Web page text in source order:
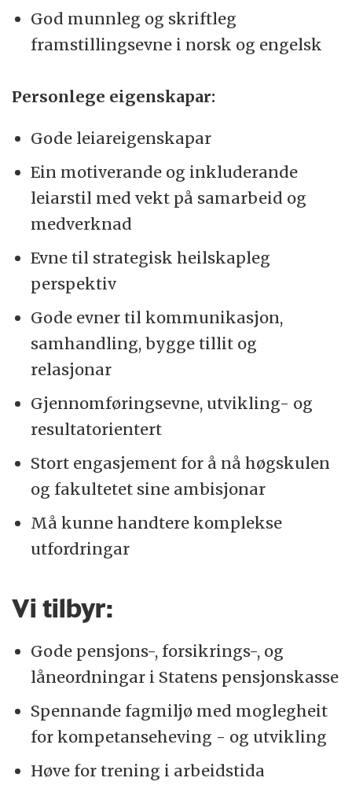
God munnleg og skriftleg
framstillingsevne i norsk og engelsk
Personlege eigenskapar:
Gode leiareigenskapar
Ein motiverande og inkluderande
leiarstil med vekt på samarbeid og
medverknad
Evne til strategisk heilskapleg
perspektiv
Gode evner til kommunikasjon,
samhandling, bygge tillit og
relasjonar
Gjennomføringsevne, utvikling- og
resultatorientert
Stort engasjement for å nå høgskulen
og fakultetet sine ambisjonar
Må kunne handtere komplekse
utfordringar
Vi tilbyr:
Gode pensjons-, forsikrings-, og
låneordningar i Statens pensjonskasse
Spennande fagmiljø med moglegheit
for kompetanseheving - og utvikling
Høve for trening i arbeidstida